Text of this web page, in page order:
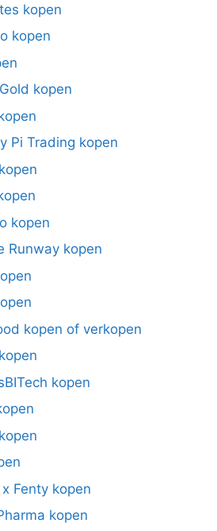
kopen
kopen
kopen
Pi Trading kopen
kopen
Runway kopen
kopen of verkopen
kopen
Fenty kopen
kopen